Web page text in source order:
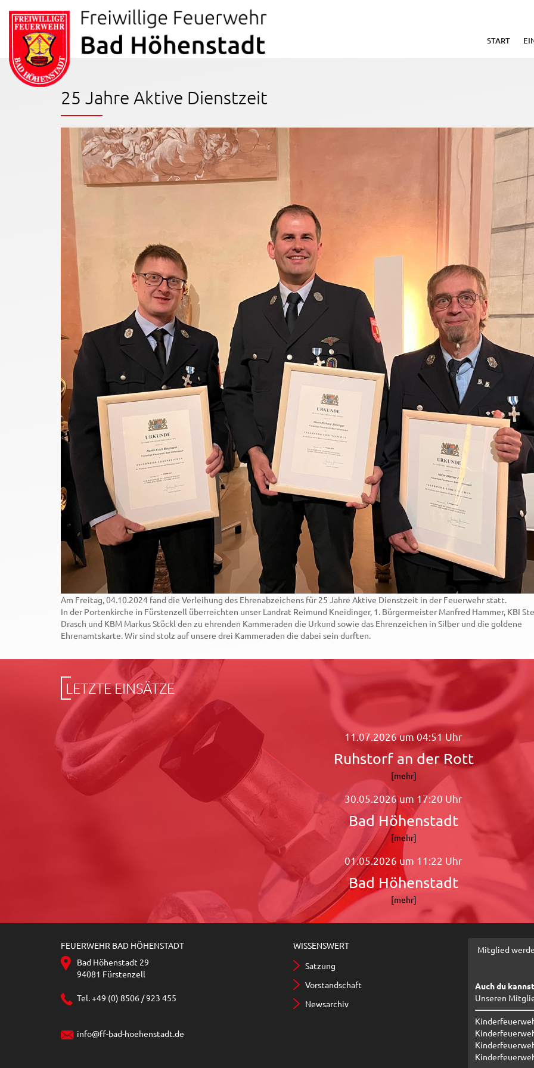
START
25 Jahre Aktive Dienstzeit
Am Freitag, 04.10.2024 fand die Verleihung des Ehrenabzeichens für 25 Jahre Aktive Dienstzeit in der Feuerwehr statt.
In der Portenkirche in Fürstenzell überreichten unser Landrat Reimund Kneidinger, 1. Bürgermeister Manfred Hammer, KBI
Drasch und KBM Markus Stöckl den zu ehrenden Kammeraden die Urkund sowie das Ehrenzeichen in Silber und die goldene
Ehrenamtskarte. Wir sind stolz auf unsere drei Kammeraden die dabei sein durften.
LETZTE EINSÄTZE
11.07.2026 um 04:51 Uhr
Ruhstorf an der Rott
[mehr]
30.05.2026 um 17:20 Uhr
Bad Höhenstadt
[mehr]
01.05.2026 um 11:22 Uhr
Bad Höhenstadt
[mehr]
FEUERWEHR BAD HÖHENSTADT
Bad Höhenstadt 29
94081 Fürstenzell
Tel. +49 (0) 8506 / 923 455
info@ff-bad-hoehenstadt.de
WISSENSWERT
Satzung
Vorstandschaft
Newsarchiv
Mitglied
Auch du
Unseren